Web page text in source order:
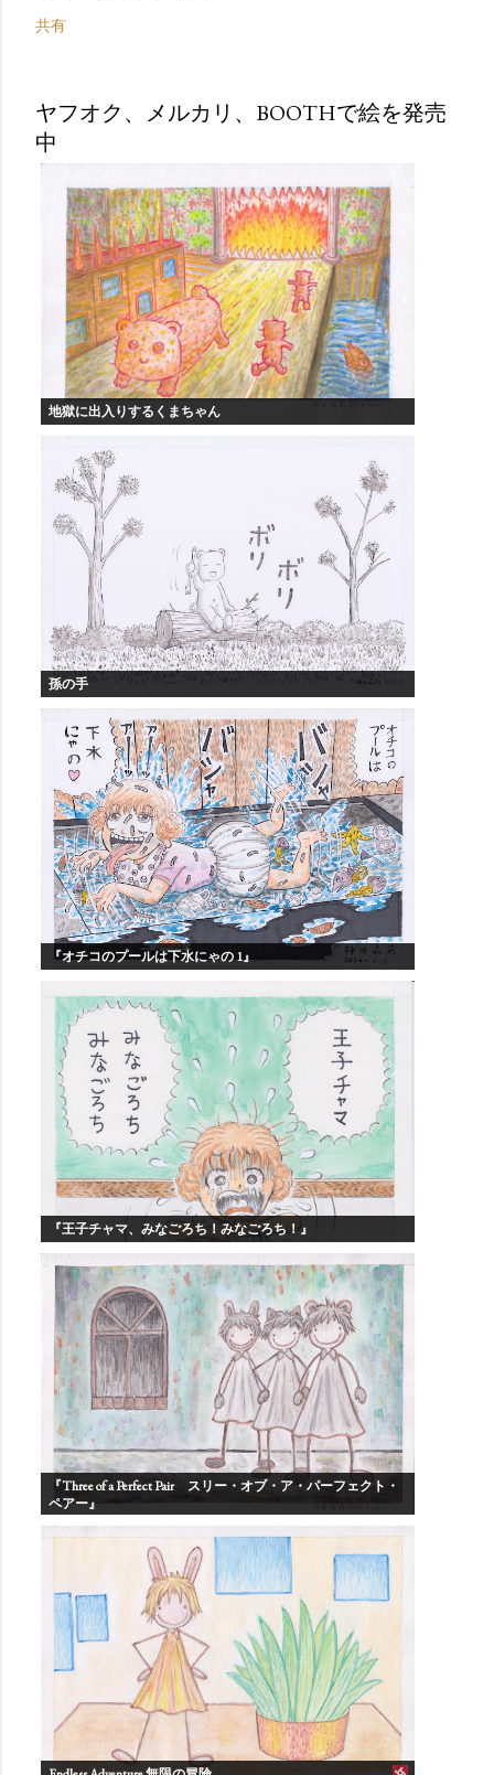
共有
ヤフオク、メルカリ、BOOTHで絵を発売
中
地獄に出入りするくまちゃん
孫の手
『オチコのプールは下水にゃの 1』
『王子チャマ、みなごろち！みなごろち！』
『Three of a Perfect Pair スリー・オブ・ア・パーフェクト・
ペアー』